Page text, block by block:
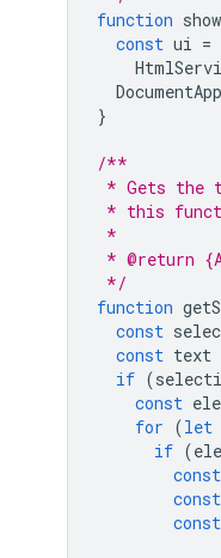
function
const ui =
DocumentApp
}
/**
* Gets the
* this
*
* @return
*/
function
const
const text
if (
const
for (let
if (
const
const
const